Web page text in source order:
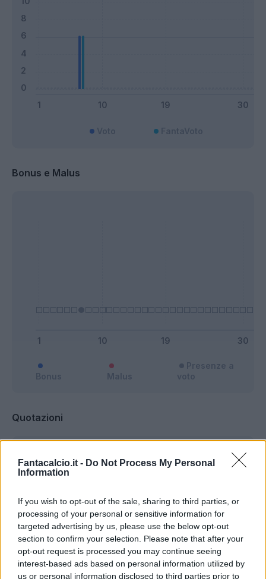
Fantacalcio.it - Do Not Process My Personal
Information
If you wish to opt-out of the sale, sharing to third parties, or
processing of your personal or sensitive information for
targeted advertising by us, please use the below opt-out
section to confirm your selection. Please note that after your
opt-out request is processed you may continue seeing
interest-based ads based on personal information utilized by
us or personal information disclosed to third parties prior to
Bonus e Malus
Bonus Malus
Presenze a
voto
Quotazioni